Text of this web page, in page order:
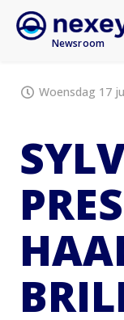
Newsroom
Woensdag 17